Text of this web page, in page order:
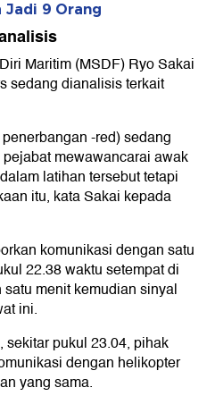
Jadi 9 Orang
Maritim (MSDF) Ryo Sakai
sedang dianalisis terkait
-red) sedang
mewawancarai awak
latihan tersebut tetapi
itu, kata Sakai kepada
komunikasi dengan satu
22.38 waktu setempat di
menit kemudian sinyal
ini.
pukul 23.04, pihak
dengan helikopter
yang sama.